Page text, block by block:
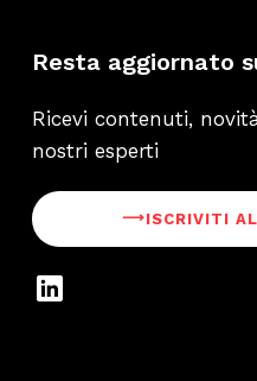
Resta aggiornato
Ricevi contenuti,
nostri esperti
⟶ISCRIVITI